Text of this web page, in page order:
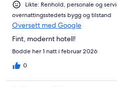
Likte: Renhold, personale og
overnattingsstedets bygg og tilstand
Oversett med Google
Fint, modernt hotell!
Bodde her 1 natt i februar 2026
0